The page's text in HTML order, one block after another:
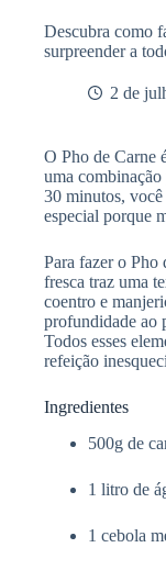
Descubra como
surpreender a
2 de
O Pho de Carne
uma combinação
30 minutos, você
especial porque
Para fazer o Pho
fresca traz uma
coentro e
profundidade ao
Todos esses
refeição
Ingredientes
500g de
1 litro de
1 cebola